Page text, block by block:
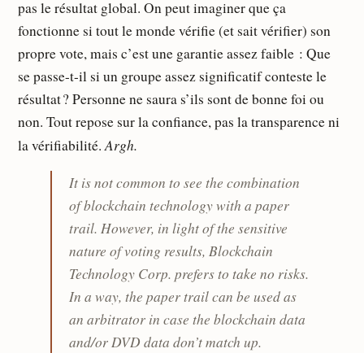
pas le résultat global. On peut imaginer que ça
fonctionne si tout le monde vérifie (et sait vérifier) son
propre vote, mais c’est une garantie assez faible : Que
se passe-t-il si un groupe assez significatif conteste le
résultat ? Personne ne saura s’ils sont de bonne foi ou
non. Tout repose sur la confiance, pas la transparence ni
la vérifiabilité.Argh.
It is not common to see the combination
of blockchain technology with a paper
trail. However, in light of the sensitive
nature of voting results, Blockchain
Technology Corp. prefers to take no risks.
In a way, the paper trail can be used as
an arbitrator in case the blockchain data
and/or DVD data don’t match up.